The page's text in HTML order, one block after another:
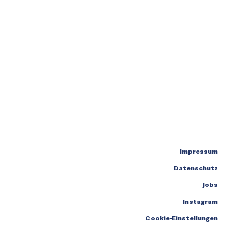
Impressum
Datenschutz
Jobs
Instagram
Cookie-Einstellungen